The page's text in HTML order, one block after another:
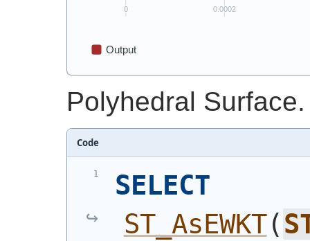
Polyhedral Surface.
Code
SELECT
ST_AsEWKT(